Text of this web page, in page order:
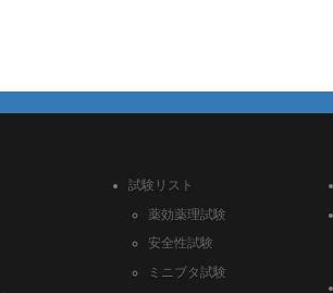
試験リスト
薬効薬理試験
安全性試験
ミニブタ試験